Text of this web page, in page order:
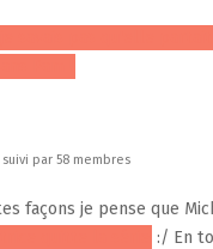
suivi par 58 membres
façons je pense que
:/ En